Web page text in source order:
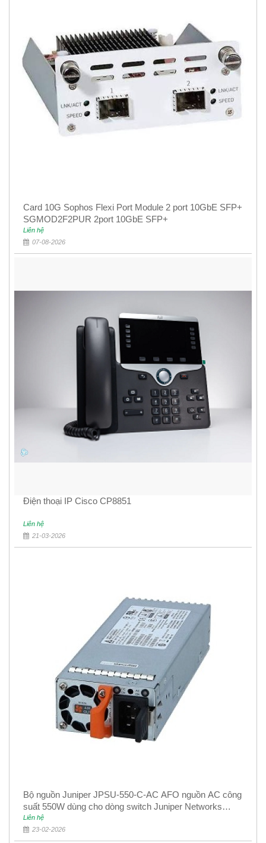
Card 10G Sophos Flexi Port Module 2 port 10GbE SFP+
SGMOD2F2PUR 2port 10GbE SFP+
Liên hệ
07-08-2026
Điện thoại IP Cisco CP8851
Liên hệ
21-03-2026
Bộ nguồn Juniper JPSU-550-C-AC AFO nguồn AC công
suất 550W dùng cho dòng switch Juniper Networks
EX4400
Liên hệ
23-02-2026